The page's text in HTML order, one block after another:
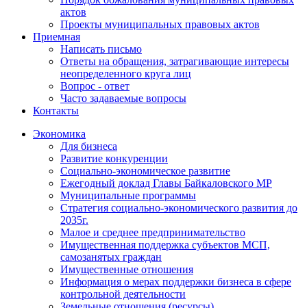
актов
Проекты муниципальных правовых актов
Приемная
Написать письмо
Ответы на обращения, затрагивающие интересы
неопределенного круга лиц
Вопрос - ответ
Часто задаваемые вопросы
Контакты
Экономика
Для бизнеса
Развитие конкуренции
Социально-экономическое развитие
Ежегодный доклад Главы Байкаловского МР
Муниципальные программы
Стратегия социально-экономического развития до
2035г.
Малое и среднее предпринимательство
Имущественная поддержка субъектов МСП,
самозанятых граждан
Имущественные отношения
Информация о мерах поддержки бизнеса в сфере
контрольной деятельности